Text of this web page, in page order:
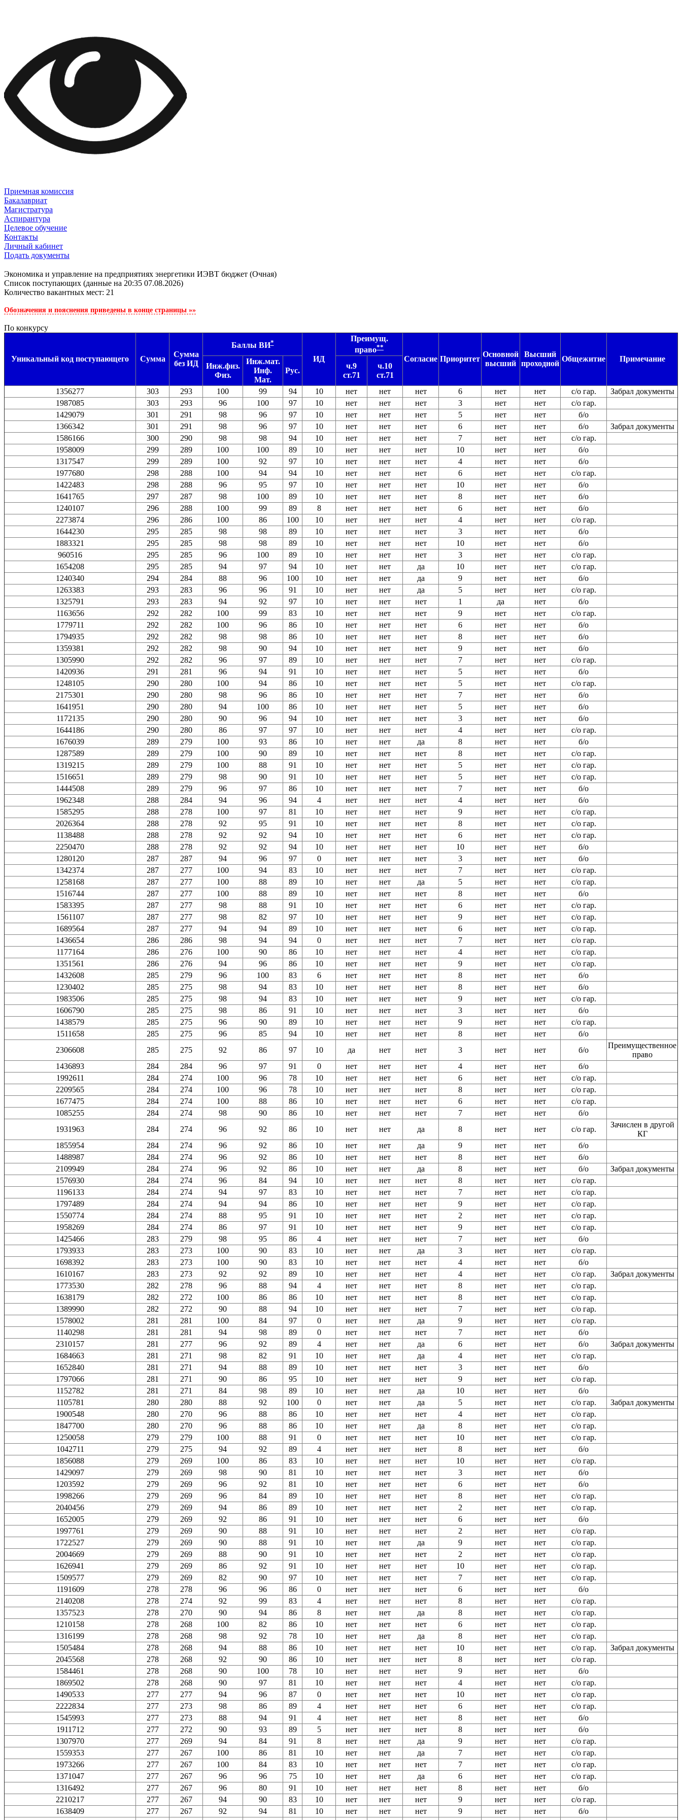
Приемная комиссия
Бакалавриат
Магистратура
Аспирантура
Целевое обучение
Контакты
Личный кабинет
Подать документы
Экономика и управление на предприятиях энергетики ИЭВТ бюджет (Очная)
Cписок поступающих (данные на 20:35 07.08.2026)
Количество вакантных мест: 21
Обозначения и пояснения приведены в конце страницы »»
По конкурсу
Уникальный код поступающего Сумма
Сумма
без ИД
Баллы ВИ*
ИД
Преимущ.
право**
Согласие Приоритет
Основной
высший
Высший
проходной
Общежитие
Примечание
Инж.физ.
Физ.
Инж.мат.
Инф.
Мат.
Рус.
ч.9
ст.71
ч.10
ст.71
1356277
303 293 100 99 94 10 нет нет нет 6 нет нет с/о гар.
Забрал документы
1987085
303 293 96 100 97 10 нет нет нет 3 нет нет
с/о гар.
1429079
301 291 98 96 97 10 нет нет нет 5 нет нет
б/о
1366342
301 291 98 96 97 10 нет нет нет 6 нет нет б/о
Забрал документы
1586166
300 290 98 98 94 10 нет нет нет 7 нет нет
с/о гар.
1958009
299 289 100 100 89 10 нет нет нет 10 нет нет
б/о
1317547
299 289 100 92 97 10 нет нет нет 4 нет нет
б/о
1977680
298 288 100 94 94 10 нет нет нет 6 нет нет
с/о гар.
1422483
298 288 96 95 97 10 нет нет нет 10 нет нет
б/о
1641765
297 287 98 100 89 10 нет нет нет 8 нет нет
б/о
1240107
296 288 100 99 89 8 нет нет нет 6 нет нет
б/о
2273874
296 286 100 86 100 10 нет нет нет 4 нет нет
с/о гар.
1644230
295 285 98 98 89 10 нет нет нет 3 нет нет
б/о
1883321
295 285 98 98 89 10 нет нет нет 10 нет нет
б/о
960516
295 285 96 100 89 10 нет нет нет 3 нет нет
с/о гар.
1654208
295 285 94 97 94 10 нет нет да 10 нет нет
с/о гар.
1240340
294 284 88 96 100 10 нет нет да 9 нет нет
б/о
1263383
293 283 96 96 91 10 нет нет да 5 нет нет
с/о гар.
1325791
293 283 94 92 97 10 нет нет нет 1 да нет
б/о
1163656
292 282 100 99 83 10 нет нет нет 9 нет нет
с/о гар.
1779711
292 282 100 96 86 10 нет нет нет 6 нет нет
б/о
1794935
292 282 98 98 86 10 нет нет нет 8 нет нет
б/о
1359381
292 282 98 90 94 10 нет нет нет 9 нет нет
б/о
1305990
292 282 96 97 89 10 нет нет нет 7 нет нет
с/о гар.
1420936
291 281 96 94 91 10 нет нет нет 5 нет нет
б/о
1248105
290 280 100 94 86 10 нет нет нет 5 нет нет
с/о гар.
2175301
290 280 98 96 86 10 нет нет нет 7 нет нет
б/о
1641951
290 280 94 100 86 10 нет нет нет 5 нет нет
б/о
1172135
290 280 90 96 94 10 нет нет нет 3 нет нет
б/о
1644186
290 280 86 97 97 10 нет нет нет 4 нет нет
с/о гар.
1676039
289 279 100 93 86 10 нет нет да 8 нет нет
б/о
1287589
289 279 100 90 89 10 нет нет нет 8 нет нет
с/о гар.
1319215
289 279 100 88 91 10 нет нет нет 5 нет нет
с/о гар.
1516651
289 279 98 90 91 10 нет нет нет 5 нет нет
с/о гар.
1444508
289 279 96 97 86 10 нет нет нет 7 нет нет
б/о
1962348
288 284 94 96 94 4 нет нет нет 4 нет нет
б/о
1585295
288 278 100 97 81 10 нет нет нет 9 нет нет
с/о гар.
2026364
288 278 92 95 91 10 нет нет нет 8 нет нет
с/о гар.
1138488
288 278 92 92 94 10 нет нет нет 6 нет нет
с/о гар.
2250470
288 278 92 92 94 10 нет нет нет 10 нет нет
б/о
1280120
287 287 94 96 97 0 нет нет нет 3 нет нет
б/о
1342374
287 277 100 94 83 10 нет нет нет 7 нет нет
с/о гар.
1258168
287 277 100 88 89 10 нет нет да 5 нет нет
с/о гар.
1516744
287 277 100 88 89 10 нет нет нет 8 нет нет
б/о
1583395
287 277 98 88 91 10 нет нет нет 6 нет нет
с/о гар.
1561107
287 277 98 82 97 10 нет нет нет 9 нет нет
с/о гар.
1689564
287 277 94 94 89 10 нет нет нет 6 нет нет
с/о гар.
1436654
286 286 98 94 94 0 нет нет нет 7 нет нет
с/о гар.
1177164
286 276 100 90 86 10 нет нет нет 4 нет нет
с/о гар.
1351561
286 276 94 96 86 10 нет нет нет 9 нет нет
с/о гар.
1432608
285 279 96 100 83 6 нет нет нет 8 нет нет
б/о
1230402
285 275 98 94 83 10 нет нет нет 8 нет нет
б/о
1983506
285 275 98 94 83 10 нет нет нет 9 нет нет
с/о гар.
1606790
285 275 98 86 91 10 нет нет нет 3 нет нет
б/о
1438579
285 275 96 90 89 10 нет нет нет 9 нет нет
с/о гар.
1511658
285 275 96 85 94 10 нет нет нет 8 нет нет
б/о
2306608
285 275 92 86 97 10 да нет нет 3 нет нет б/о
Преимущественное
право
1436893
284 284 96 97 91 0 нет нет нет 4 нет нет
б/о
1992611
284 274 100 96 78 10 нет нет нет 6 нет нет
с/о гар.
2209565
284 274 100 96 78 10 нет нет нет 8 нет нет
с/о гар.
1677475
284 274 100 88 86 10 нет нет нет 6 нет нет
с/о гар.
1085255
284 274 98 90 86 10 нет нет нет 7 нет нет
б/о
1931963
284 274 96 92 86 10 нет нет да 8 нет нет с/о гар.
Зачислен в другой
КГ
1855954
284 274 96 92 86 10 нет нет да 9 нет нет
б/о
1488987
284 274 96 92 86 10 нет нет нет 8 нет нет
б/о
2109949
284 274 96 92 86 10 нет нет да 8 нет нет б/о
Забрал документы
1576930
284 274 96 84 94 10 нет нет нет 8 нет нет
с/о гар.
1196133
284 274 94 97 83 10 нет нет нет 7 нет нет
с/о гар.
1797489
284 274 94 94 86 10 нет нет нет 9 нет нет
с/о гар.
1550774
284 274 88 95 91 10 нет нет нет 2 нет нет
с/о гар.
1958269
284 274 86 97 91 10 нет нет нет 9 нет нет
с/о гар.
1425466
283 279 98 95 86 4 нет нет нет 7 нет нет
б/о
1793933
283 273 100 90 83 10 нет нет да 3 нет нет
с/о гар.
1698392
283 273 100 90 83 10 нет нет нет 4 нет нет
б/о
1610167
283 273 92 92 89 10 нет нет нет 4 нет нет с/о гар.
Забрал документы
1773530
282 278 96 88 94 4 нет нет нет 8 нет нет
с/о гар.
1638179
282 272 100 86 86 10 нет нет нет 8 нет нет
с/о гар.
1389990
282 272 90 88 94 10 нет нет нет 7 нет нет
с/о гар.
1578002
281 281 100 84 97 0 нет нет да 9 нет нет
с/о гар.
1140298
281 281 94 98 89 0 нет нет нет 7 нет нет
б/о
2310157
281 277 96 92 89 4 нет нет да 6 нет нет б/о
Забрал документы
1684663
281 271 98 82 91 10 нет нет да 4 нет нет
с/о гар.
1652840
281 271 94 88 89 10 нет нет нет 3 нет нет
б/о
1797066
281 271 90 86 95 10 нет нет нет 9 нет нет
с/о гар.
1152782
281 271 84 98 89 10 нет нет да 10 нет нет
б/о
1105781
280 280 88 92 100 0 нет нет да 5 нет нет с/о гар.
Забрал документы
1900548
280 270 96 88 86 10 нет нет нет 4 нет нет
с/о гар.
1847700
280 270 96 88 86 10 нет нет да 8 нет нет
с/о гар.
1250058
279 279 100 88 91 0 нет нет нет 10 нет нет
с/о гар.
1042711
279 275 94 92 89 4 нет нет нет 8 нет нет
б/о
1856088
279 269 100 86 83 10 нет нет нет 10 нет нет
с/о гар.
1429097
279 269 98 90 81 10 нет нет нет 3 нет нет
б/о
1203592
279 269 96 92 81 10 нет нет нет 6 нет нет
б/о
1998266
279 269 96 84 89 10 нет нет нет 8 нет нет
с/о гар.
2040456
279 269 94 86 89 10 нет нет нет 2 нет нет
с/о гар.
1652005
279 269 92 86 91 10 нет нет нет 6 нет нет
б/о
1997761
279 269 90 88 91 10 нет нет нет 2 нет нет
с/о гар.
1722527
279 269 90 88 91 10 нет нет да 9 нет нет
с/о гар.
2004669
279 269 88 90 91 10 нет нет нет 2 нет нет
с/о гар.
1626941
279 269 86 92 91 10 нет нет нет 10 нет нет
с/о гар.
1509577
279 269 82 90 97 10 нет нет нет 7 нет нет
с/о гар.
1191609
278 278 96 96 86 0 нет нет нет 6 нет нет
б/о
2140208
278 274 92 99 83 4 нет нет нет 8 нет нет
с/о гар.
1357523
278 270 90 94 86 8 нет нет да 8 нет нет
с/о гар.
1210158
278 268 100 82 86 10 нет нет нет 6 нет нет
с/о гар.
1316199
278 268 98 92 78 10 нет нет да 8 нет нет
с/о гар.
1505484
278 268 94 88 86 10 нет нет нет 10 нет нет с/о гар.
Забрал документы
2045568
278 268 92 90 86 10 нет нет нет 8 нет нет
с/о гар.
1584461
278 268 90 100 78 10 нет нет нет 9 нет нет
б/о
1869502
278 268 90 97 81 10 нет нет нет 4 нет нет
с/о гар.
1490533
277 277 94 96 87 0 нет нет нет 10 нет нет
с/о гар.
2222834
277 273 98 86 89 4 нет нет нет 6 нет нет
с/о гар.
1545993
277 273 88 94 91 4 нет нет нет 8 нет нет
б/о
1911712
277 272 90 93 89 5 нет нет нет 8 нет нет
б/о
1307970
277 269 94 84 91 8 нет нет да 9 нет нет
с/о гар.
1559353
277 267 100 86 81 10 нет нет да 7 нет нет
с/о гар.
1973266
277 267 100 84 83 10 нет нет нет 7 нет нет
с/о гар.
1371047
277 267 96 96 75 10 нет нет да 6 нет нет
с/о гар.
1316492
277 267 96 80 91 10 нет нет нет 8 нет нет
б/о
2210217
277 267 94 90 83 10 нет нет нет 9 нет нет
с/о гар.
1638409
277 267 92 94 81 10 нет нет нет 9 нет нет
б/о